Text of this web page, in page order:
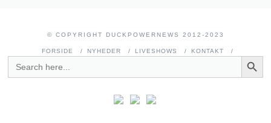
© COPYRIGHT DUCKPOWERNEWS 2012-2023
FORSIDE NYHEDER LIVESHOWS
KONTAKT
SEARCH
FOR:
SEARCH